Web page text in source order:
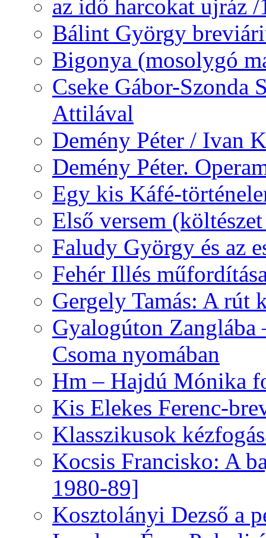
az idő harcokat ujráz
Bálint György
Bigonya (mosolygó
Cseke Gábor-Szonda
Attilával
Demény Péter / Ivan
Demény Péter.
Egy kis Káfé-
Első versem
Faludy György és az
Fehér Illés
Gergely Tamás: A rút
Gyalogúton Zanglába
Csoma nyomában
Hm – Hajdú Mónika
Kis Elekes Ferenc-
Klasszikusok
Kocsis Francisko: A
1980-89]
Kosztolányi Dezső a